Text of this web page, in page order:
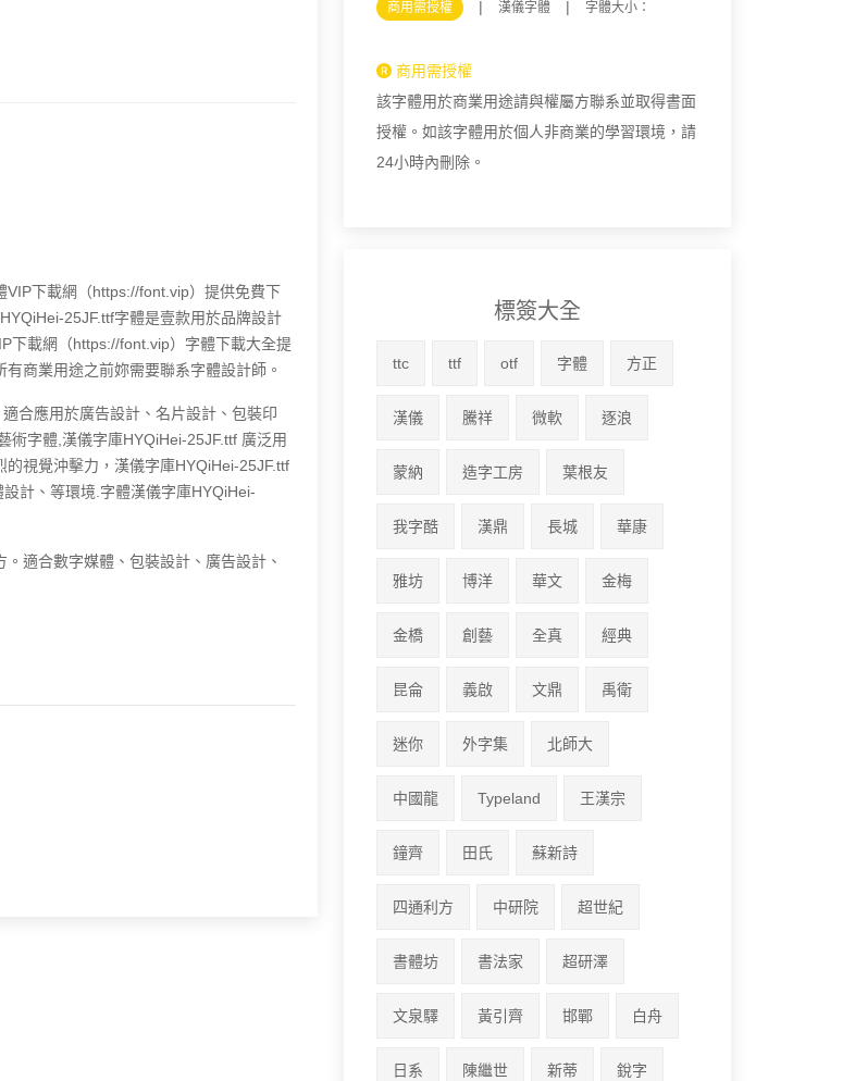
下載網（https://font.vip）提供免費下
25JF.ttf字體是壹款用於品牌設計
下載網（https://font.vip）字體下載大全提
商業用途之前妳需要聯系字體設計師。
合應用於廣告設計、名片設計、包裝印
術字體,漢儀字庫HYQiHei-25JF.ttf 廣泛用
視覺沖擊力，漢儀字庫HYQiHei-25JF.ttf
計、等環境.字體漢儀字庫HYQiHei-
適合數字媒體、包裝設計、廣告設計、
商用需授權 | 漢儀字體 | 字體大小：
商用需授權
該字體用於商業用途請與權屬方聯系並取得書面
授權。如該字體用於個人非商業的學習環境，請
24小時內刪除。
標簽大全
ttc ttf otf 字體 方正
漢儀 騰祥 微軟 逐浪
蒙納 造字工房 葉根友
我字酷 漢鼎 長城 華康
雅坊 博洋 華文 金梅
金橋 創藝 全真 經典
昆侖 義啟 文鼎 禹衛
迷你 外字集 北師大
中國龍 Typeland 王漢宗
鐘齊 田氏 蘇新詩
四通利方 中研院 超世紀
書體坊 書法家 超研澤
文泉驛 黃引齊 邯鄲 白舟
日系 陳繼世 新蒂 銳字